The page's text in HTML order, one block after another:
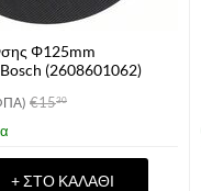
Φ125mm
(2608601062)
€1530
+ ΣΤΟ ΚΑΛΆΘΙ